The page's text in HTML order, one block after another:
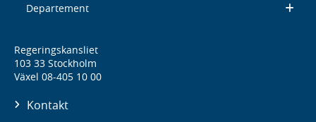
Departement
Regeringskansliet
103 33 Stockholm
Växel 08-405 10 00
Kontakt